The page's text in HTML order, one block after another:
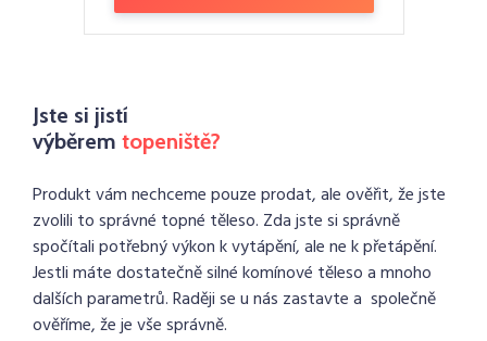
Jste si jistí
výběrem topeniště?
Produkt vám nechceme pouze prodat, ale ověřit, že jste
zvolili to správné topné těleso. Zda jste si správně
spočítali potřebný výkon k vytápění, ale ne k přetápění.
Jestli máte dostatečně silné komínové těleso a mnoho
dalších parametrů. Raději se u nás zastavte a společně
ověříme, že je vše správně.